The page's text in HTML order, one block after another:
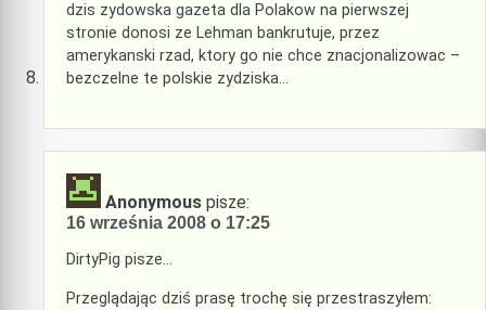
dzis zydowska gazeta dla Polakow na pierwszej
stronie donosi ze Lehman bankrutuje, przez
amerykanski rzad, ktory go nie chce znacjonalizowac –
bezczelne te polskie zydziska…
Anonymous pisze:
16 września 2008 o 17:25
DirtyPig pisze…
Przeglądając dziś prasę trochę się przestraszyłem: